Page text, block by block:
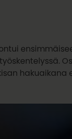
hakuaikana